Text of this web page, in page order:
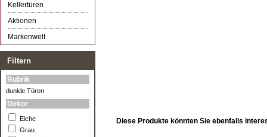
Diese Produkte könnten Sie ebenfalls
Kellertüren
Aktionen
Markenwelt
Filtern
Rubrik
dunkle Türen
Dekor
Eiche
Grau